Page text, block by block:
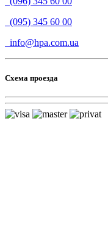
(095) 345 60 00
info@hpa.com.ua
Схема проезда